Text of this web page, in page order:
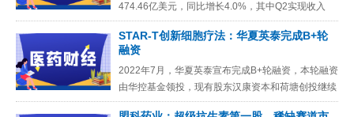
474.46亿美元，同比增长4.0%，其中Q2实现收入
240.20亿美元，同比增长3.0%。除了消费者保健业
务
STAR-T创新细胞疗法：华夏英泰完成B+轮
融资
2022年7月，华夏英泰宣布完成B+轮融资，本轮融资
由华控基金领投，现有股东汉康资本和荷塘创投继续
支持。2021年9月，华夏英泰完成了由华创资本领